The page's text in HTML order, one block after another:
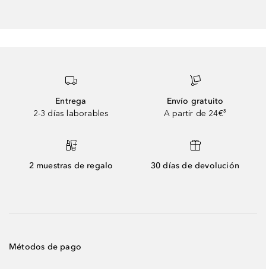
Entrega
2-3 días laborables
Envío gratuito
A partir de 24€³
2 muestras de regalo 30 días de devolución
Métodos de pago